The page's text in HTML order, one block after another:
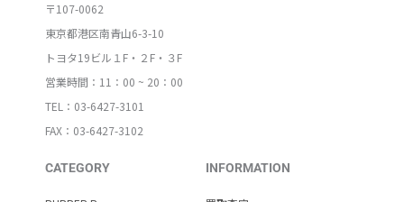
〒107-0062
東京都港区南青山6-3-10
トヨタ19ビル１F・２F・３F
営業時間：11：00 ~ 20：00
TEL：03-6427-3101
FAX：03-6427-3102
CATEGORY INFORMATION